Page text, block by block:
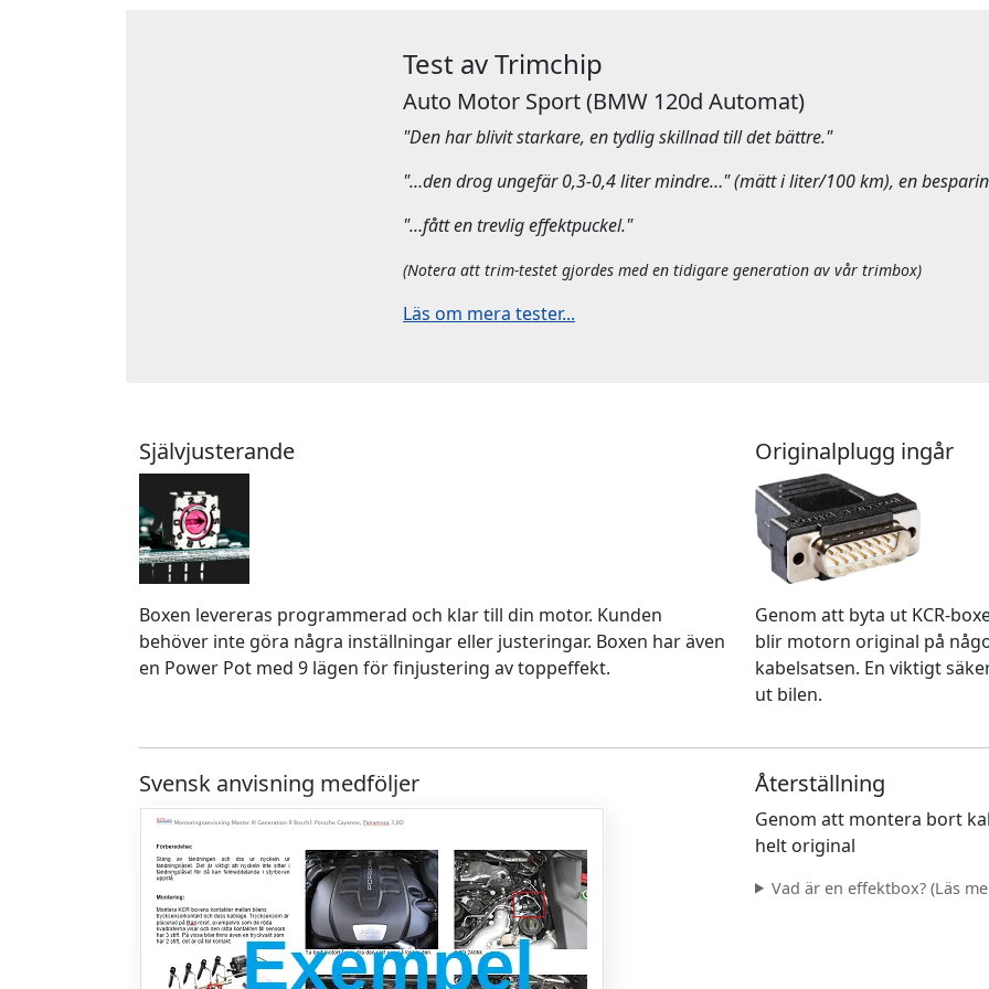
Test av Trimchip
Auto Motor Sport(BMW 120d Automat)
"Den har blivit starkare, en tydlig skillnad till det bättre."
"…den drog ungefär 0,3-0,4 liter mindre…" (mätt i liter/100 km), en
"…fått en trevlig effektpuckel."
(Notera att trim-testet gjordes med en tidigare generation av vår trimbox)
Läs om mera tester...
Självjusterande
Boxen levereras programmerad och klar till din motor. Kunden
behöver inte göra några inställningar eller justeringar. Boxen har även
en Power Pot med 9 lägen för finjustering av toppeffekt.
Originalplugg ingår
Genom att byta ut KCR-
blir motorn original på
kabelsatsen. En viktigt
ut bilen.
Svensk anvisning medföljer Återställning
Genom att montera bort
helt original
Vad är en effektbox? (Läs